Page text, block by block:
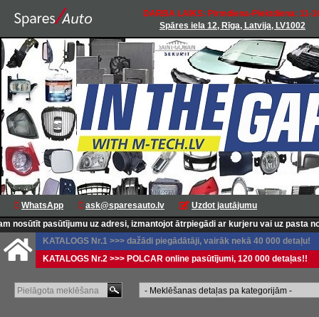
DARBA LAIKS: Pirmdiena-Piektdiena: 11-
Spāres iela 12, Rīga, Latvija, LV1002
WhatsApp ask@sparesauto.lv
Uzdot jautājumu
pasūtījumu uz adresi, izmantojot ātrpiegādi ar kurjeru vai uz pasta
KATALOGS Nr.1 >>> dažādi piegādātāji, vairāk nekā 40 000 detaļu!
KATALOGS Nr.2 >>> POLCAR online pasūtījumi, 120 000 detaļas!!